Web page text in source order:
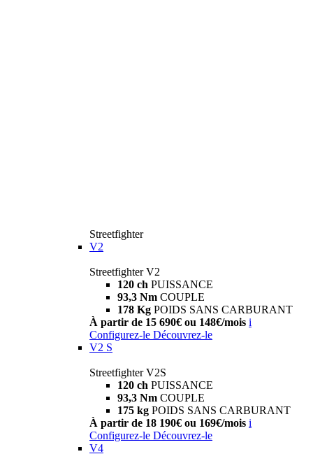
Streetfighter
V2
Streetfighter V2
120 ch PUISSANCE
93,3 Nm COUPLE
178 Kg POIDS SANS CARBURANT
À partir de 15 690€ ou 148€/mois i
Configurez-le Découvrez-le
V2 S
Streetfighter V2S
120 ch PUISSANCE
93,3 Nm COUPLE
175 kg POIDS SANS CARBURANT
À partir de 18 190€ ou 169€/mois i
Configurez-le Découvrez-le
V4